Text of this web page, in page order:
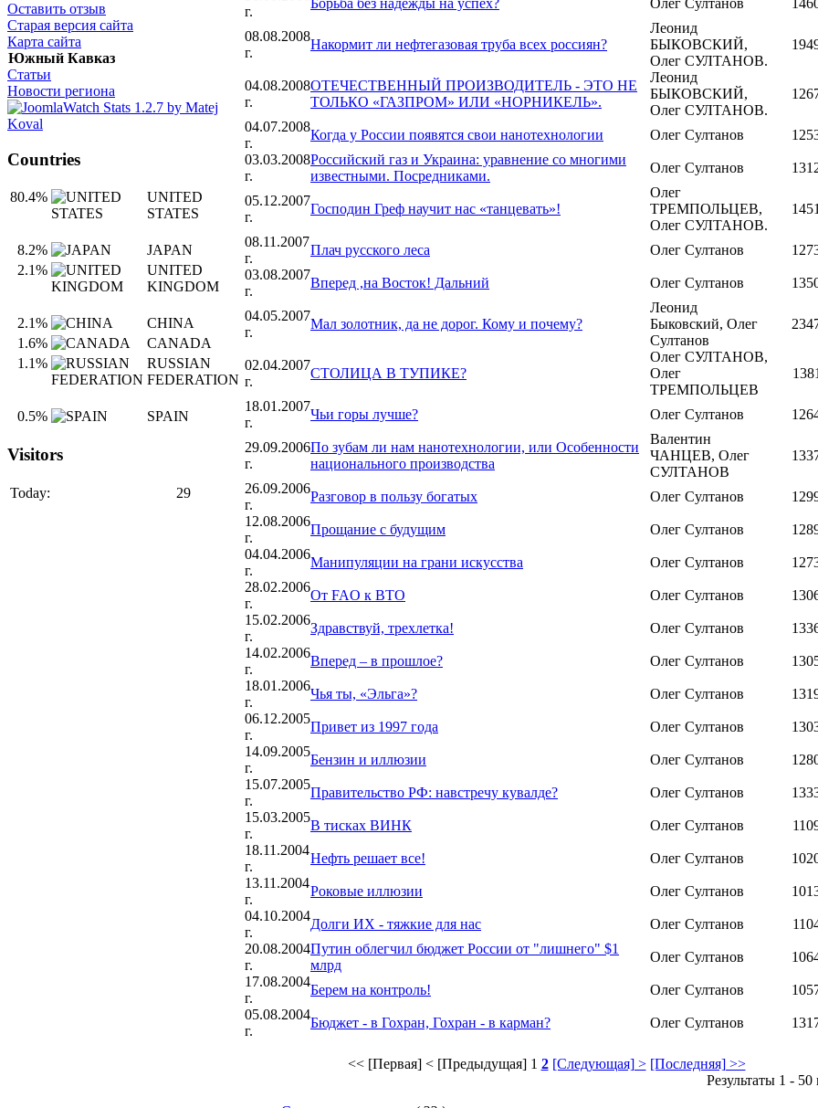
Оставить отзыв
Старая версия сайта
Карта сайта
Южный Кавказ
Статьи
Новости региона
Countries
80.4%
UNITED
STATES
8.2%
JAPAN
2.1%
UNITED
KINGDOM
2.1%
CHINA
1.6%
CANADA
1.1%
RUSSIAN
FEDERATION
0.5% SPAIN
Visitors
Today: 29
г.
Борьба без надежды на успех? Олег Султанов
08.08.2008
г.
Накормит ли нефтегазовая труба всех россиян?
Леонид
БЫКОВСКИЙ,
Олег СУЛТАНОВ.
04.08.2008
г.
ОТЕЧЕСТВЕННЫЙ ПРОИЗВОДИТЕЛЬ - ЭТО НЕ
ТОЛЬКО «ГАЗПРОМ» ИЛИ «НОРНИКЕЛЬ».
Леонид
БЫКОВСКИЙ,
Олег СУЛТАНОВ.
04.07.2008
г.
Когда у России появятся свои нанотехнологии Олег Султанов
03.03.2008
г.
Российский газ и Украина: уравнение со многими
известными. Посредниками.
Олег Султанов
05.12.2007
г.
Господин Греф научит нас «танцевать»!
Олег
ТРЕМПОЛЬЦЕВ,
Олег СУЛТАНОВ.
08.11.2007
г.
Плач русского леса Олег Султанов
03.08.2007
г.
Вперед ,на Восток! Дальний Олег Султанов
04.05.2007
г.
Мал золотник, да не дорог. Кому и почему?
Леонид
Быковский, Олег
Султанов
02.04.2007
г.
СТОЛИЦА В ТУПИКЕ?
Олег СУЛТАНОВ,
Олег
ТРЕМПОЛЬЦЕВ
18.01.2007
г.
Чьи горы лучше? Олег Султанов
29.09.2006
г.
По зубам ли нам нанотехнологии, или Особенности
национального производства
Валентин
ЧАНЦЕВ, Олег
СУЛТАНОВ
26.09.2006
г.
Разговор в пользу богатых Олег Султанов
12.08.2006
г.
Прощание с будущим Олег Султанов
04.04.2006
г.
Манипуляции на грани искусства Олег Султанов
28.02.2006
г.
От FAO к ВТО Олег Султанов
15.02.2006
г.
Здравствуй, трехлетка! Олег Султанов
14.02.2006
г.
Вперед – в прошлое? Олег Султанов
18.01.2006
г.
Чья ты, «Эльга»? Олег Султанов
06.12.2005
г.
Привет из 1997 года Олег Султанов
14.09.2005
г.
Бензин и иллюзии Олег Султанов
15.07.2005
г.
Правительство РФ: навстречу кувалде? Олег Султанов
15.03.2005
г.
В тисках ВИНК Олег Султанов
18.11.2004
г.
Нефть решает все! Олег Султанов
13.11.2004
г.
Роковые иллюзии Олег Султанов
04.10.2004
г.
Долги ИХ - тяжкие для нас Олег Султанов
20.08.2004
г.
Путин облегчил бюджет России от "лишнего" $1
млрд
Олег Султанов
17.08.2004
г.
Берем на контроль! Олег Султанов
05.08.2004
г.
Бюджет - в Гохран, Гохран - в карман? Олег Султанов
<< [Первая] < [Предыдущая] 1 2 [Следующая] > [Последняя] >>
Результаты 1 - 50